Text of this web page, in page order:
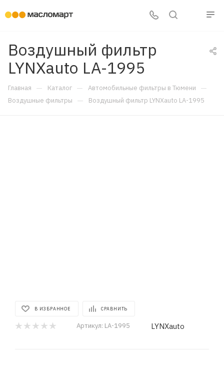
Воздушный фильтр
LYNXauto LA-1995
Главная — Каталог — Автомобильные фильтры в Тюмени —
Воздушные фильтры — Воздушный фильтр LYNXauto LA-1995
В ИЗБРАННОЕ СРАВНИТЬ
Артикул: LA-1995 LYNXauto